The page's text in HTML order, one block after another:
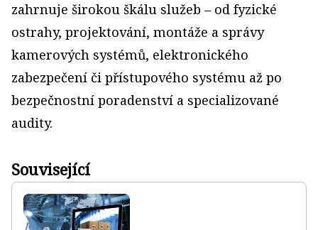
zahrnuje širokou škálu služeb – od fyzické
ostrahy, projektování, montáže a správy
kamerových systémů, elektronického
zabezpečení či přístupového systému až po
bezpečnostní poradenství a specializované
audity.
Související